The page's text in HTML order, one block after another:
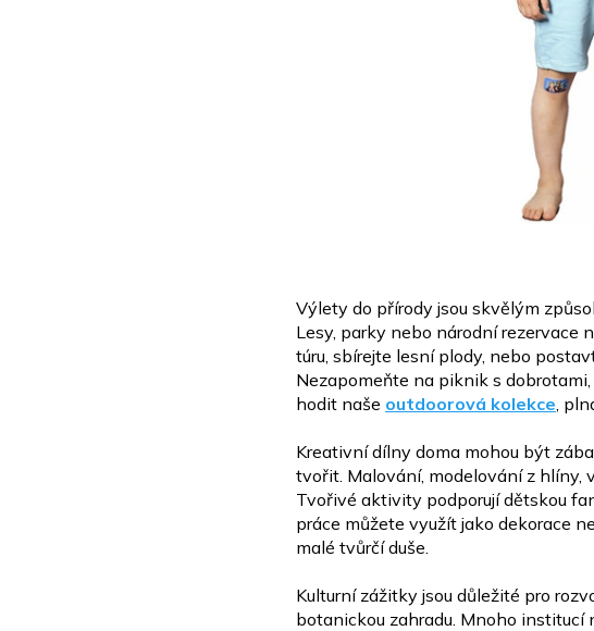
Výlety do přírody jsou skvělým
Lesy, parky nebo národní rezervace
túru, sbírejte lesní plody, nebo
Nezapomeňte na piknik s dobrotami,
hodit naše outdoorová kolekce,
Kreativní dílny doma mohou být
tvořit. Malování, modelování z hlíny,
Tvořivé aktivity podporují dětskou
práce můžete využít jako dekorace
malé tvůrčí duše.
Kulturní zážitky jsou důležité pro
botanickou zahradu. Mnoho